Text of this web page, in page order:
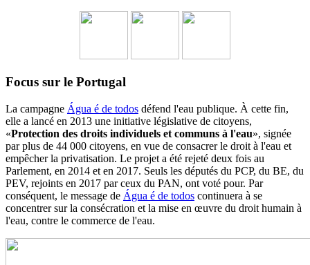
Focus sur le Portugal
La campagne Água é de todos défend l'eau publique. À cette fin,
elle a lancé en 2013 une initiative législative de citoyens,
«Protection des droits individuels et communs à l'eau», signée
par plus de 44 000 citoyens, en vue de consacrer le droit à l'eau et
empêcher la privatisation. Le projet a été rejeté deux fois au
Parlement, en 2014 et en 2017. Seuls les députés du PCP, du BE, du
PEV, rejoints en 2017 par ceux du PAN, ont voté pour. Par
conséquent, le message de Água é de todos continuera à se
concentrer sur la consécration et la mise en œuvre du droit humain à
l'eau, contre le commerce de l'eau.